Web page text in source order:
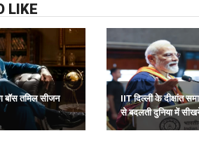
LIKE
बॉस तमिल सीजन
IIT दिल्ली के दीक्षांत
से बदलती दुनिया में